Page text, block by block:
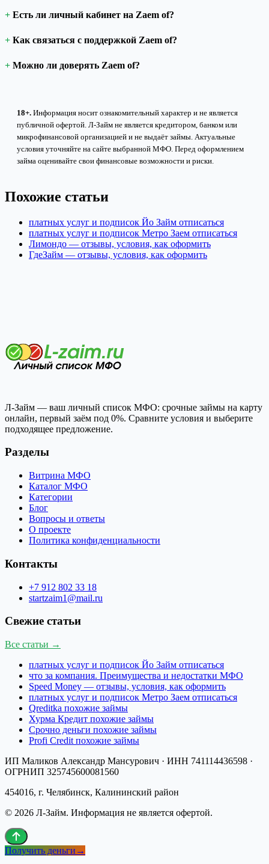
Есть ли личный кабинет на Zaem of?
Как связаться с поддержкой Zaem of?
Можно ли доверять Zaem of?
18+. Информация носит ознакомительный характер и не является
публичной офертой. Л-Займ не является кредитором, банком или
микрофинансовой организацией и не выдаёт займы. Актуальные
условия уточняйте на сайте выбранной МФО. Перед оформлением
займа оценивайте свои финансовые возможности и риски.
Похожие статьи
платных услуг и подписок Йо Займ отписаться
платных услуг и подписок Метро Заем отписаться
Лимондо — отзывы, условия, как оформить
ГдеЗайм — отзывы, условия, как оформить
Л-Займ — ваш личный список МФО: срочные займы на карту
онлайн, первый заём под 0%. Сравните условия и выберите
подходящее предложение.
Разделы
Витрина МФО
Каталог МФО
Категории
Блог
Вопросы и ответы
О проекте
Политика конфиденциальности
Контакты
+7 912 802 33 18
startzaim1@mail.ru
Свежие статьи
Все статьи →
платных услуг и подписок Йо Займ отписаться
что за компания. Преимущества и недостатки МФО
Speed Money — отзывы, условия, как оформить
платных услуг и подписок Метро Заем отписаться
Qreditka похожие займы
Хурма Кредит похожие займы
Срочно деньги похожие займы
Profi Credit похожие займы
ИП Маликов Александр Мансурович · ИНН 741114436598 ·
ОГРНИП 325745600081560
454016, г. Челябинск, Калининский район
© 2026 Л-Займ. Информация не является офертой.
Получить деньги →